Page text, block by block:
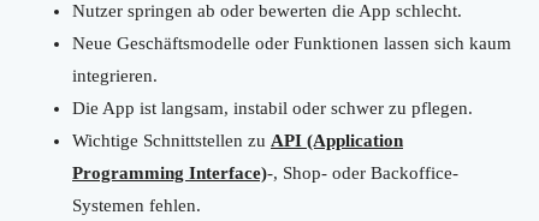
Nutzer springen ab oder bewerten die App schlecht.
Neue Geschäftsmodelle oder Funktionen lassen sich kaum
integrieren.
Die App ist langsam, instabil oder schwer zu pflegen.
Wichtige Schnittstellen zu API (Application
Programming Interface)-, Shop- oder Backoffice-
Systemen fehlen.